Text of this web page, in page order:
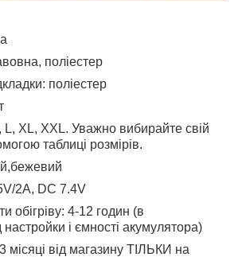
поліестер
поліестер
L, XL, XXL. Уважно вибирайте свій
таблиці розмірів.
2А, DC 7.4V
обігріву: 4-12 годин (в
настройки і ємності акумулятора)
місяці від магазину ТІЛЬКИ на